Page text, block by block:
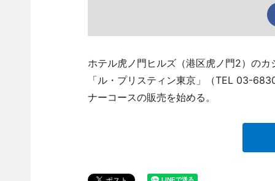
ホテル虎ノ門ヒルズ（港区虎ノ門2）の
「ル・プリスティン東京」（TEL 03-
ナーコースの販売を始める。